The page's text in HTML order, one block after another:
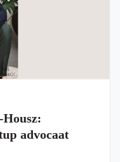
advocaat